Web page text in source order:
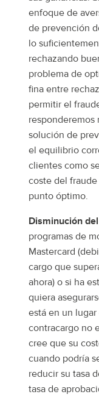
enfoque de
de prevención
lo
rechazando
problema de
fina entre
permitir el
responderemos
solución de
el equilibrio
clientes como
coste del
punto óptimo.
Disminución
programas de
Mastercard
cargo que
ahora) o si ha
quiera
está en un
contracargo no
cree que su
cuando podría
reducir su tasa
tasa de